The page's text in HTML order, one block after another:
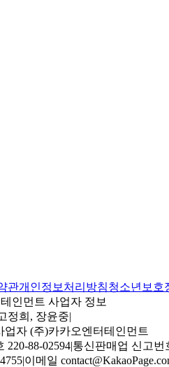
관개인정보처리방침청소년보호
인먼트 사업자 정보
정희, 장윤중|
업자 (주)카카오엔터테인먼트
220-88-02594|통신판매업 신고번
|이메일